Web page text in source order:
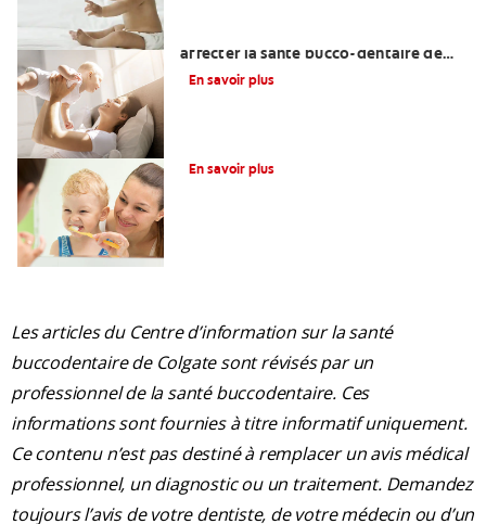
affecter la santé bucco-dentaire de
votre bébé?
En savoir plus
En savoir plus
Les articles du Centre d’information sur la santé
buccodentaire de Colgate sont révisés par un
professionnel de la santé buccodentaire. Ces
informations sont fournies à titre informatif uniquement.
Ce contenu n’est pas destiné à remplacer un avis médical
professionnel, un diagnostic ou un traitement. Demandez
toujours l’avis de votre dentiste, de votre médecin ou d’un